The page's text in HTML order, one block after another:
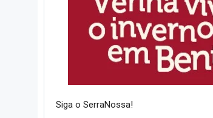
Siga o SerraNossa!